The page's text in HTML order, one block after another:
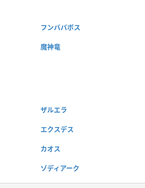
フンババボス
魔神竜
ザルエラ
エクスデス
カオス
ゾディアーク